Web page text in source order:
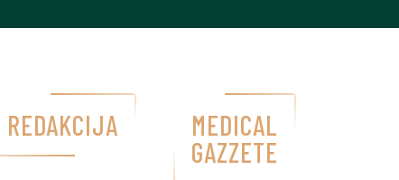
REDAKCIJA
MEDICAL
GAZZETE